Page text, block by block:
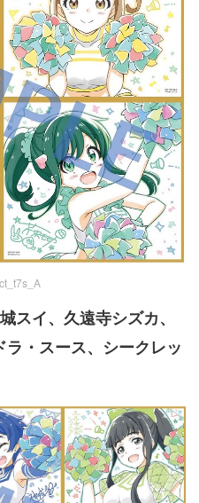
スイ、久遠寺シズカ、
・スース、シークレッ